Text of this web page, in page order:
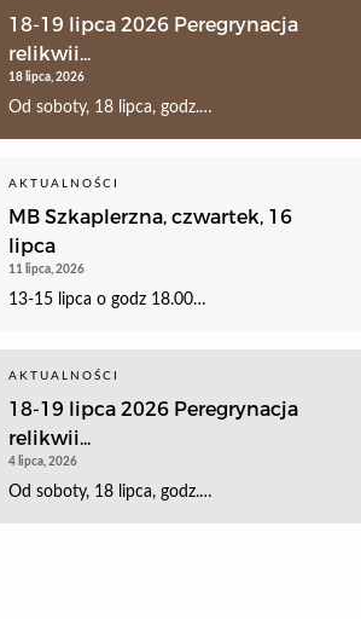
18-19 lipca 2026 Peregrynacja
relikwii...
18 lipca, 2026
Od soboty, 18 lipca, godz.…
AKTUALNOŚCI
MB Szkaplerzna, czwartek, 16
lipca
11 lipca, 2026
13-15 lipca o godz 18.00…
AKTUALNOŚCI
18-19 lipca 2026 Peregrynacja
relikwii...
4 lipca, 2026
Od soboty, 18 lipca, godz.…